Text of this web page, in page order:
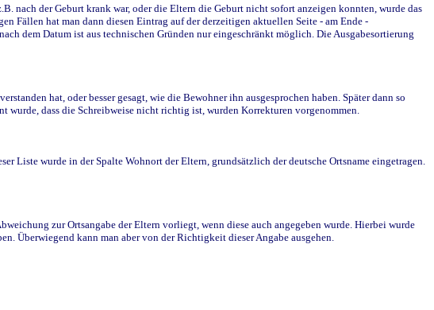
nach der Geburt krank war, oder die Eltern die Geburt nicht sofort anzeigen konnten, wurde das
Fällen hat man dann diesen Eintrag auf der derzeitigen aktuellen Seite - am Ende -
dem Datum ist aus technischen Gründen nur eingeschränkt möglich. Die Ausgabesortierung
hat, oder besser gesagt, wie die Bewohner ihn ausgesprochen haben. Später dann so
dass die Schreibweise nicht richtig ist, wurden Korrekturen vorgenommen.
Liste wurde in der Spalte Wohnort der Eltern, grundsätzlich der deutsche Ortsname eingetragen.
zur Ortsangabe der Eltern vorliegt, wenn diese auch angegeben wurde. Hierbei wurde
Überwiegend kann man aber von der Richtigkeit dieser Angabe ausgehen.